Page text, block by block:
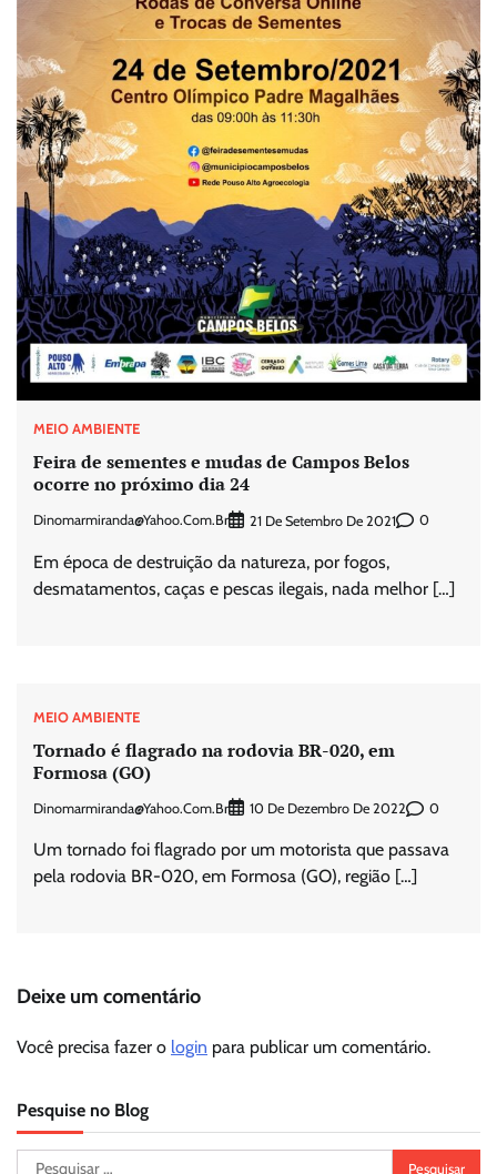
MEIO AMBIENTE
Feira de sementes e mudas de Campos Belos
ocorre no próximo dia 24
Dinomarmiranda@yahoo.com.br 21 De Setembro De 2021 0
Em época de destruição da natureza, por fogos,
desmatamentos, caças e pescas ilegais, nada melhor […]
MEIO AMBIENTE
Tornado é flagrado na rodovia BR-020, em
Formosa (GO)
Dinomarmiranda@yahoo.com.br 10 De Dezembro De 2022 0
Um tornado foi flagrado por um motorista que passava
pela rodovia BR-020, em Formosa (GO), região […]
Deixe um comentário
Você precisa fazer o login para publicar um comentário.
Pesquise no Blog
Pesquisar